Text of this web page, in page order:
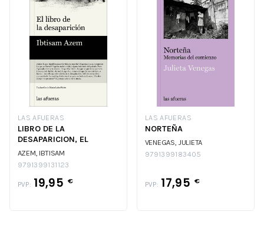
LAS AFUERAS
LIBRO DE LA
DESAPARICION, EL
AZEM, IBTISAM
9791399131123
PVP: 19,95 €
LAS AFUERAS
NORTEÑA
VENEGAS, JULIETA
9791399183405
PVP: 17,95 €